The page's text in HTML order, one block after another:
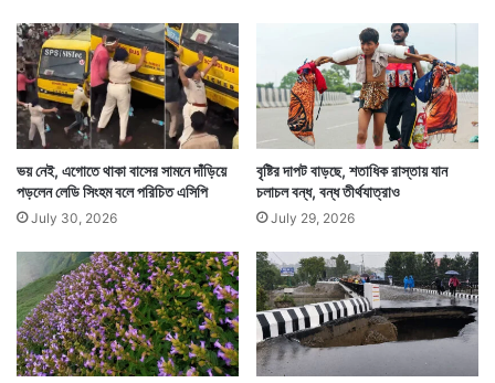
ভয় নেই, এগোতে থাকা বাসের সামনে দাঁড়িয়ে
পড়লেন লেডি সিংহম বলে পরিচিত এসিপি
July 30, 2026
বৃষ্টির দাপট বাড়ছে, শতাধিক রাস্তায় যান
চলাচল বন্ধ, বন্ধ তীর্থযাত্রাও
July 29, 2026